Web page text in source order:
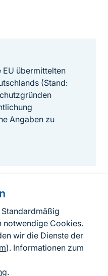
notwendige Cookies.
wir die Dienste der
). Informationen zum
.
EU übermittelten
(Stand:
Angaben zu
BfN